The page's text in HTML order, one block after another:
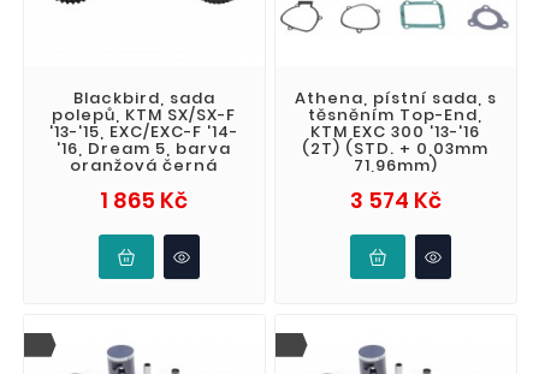
Blackbird, sada
polepů, KTM SX/SX-F
'13-'15, EXC/EXC-F '14-
'16, Dream 5, barva
oranžová černá
1 865 KčCena
Athena, pístní sada, s
těsněním Top-End,
KTM EXC 300 '13-'16
(2T) (STD. + 0,03mm
71,96mm)
3 574 KčCena